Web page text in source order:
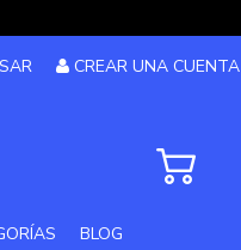
CREAR UNA CUENTA
BLOG